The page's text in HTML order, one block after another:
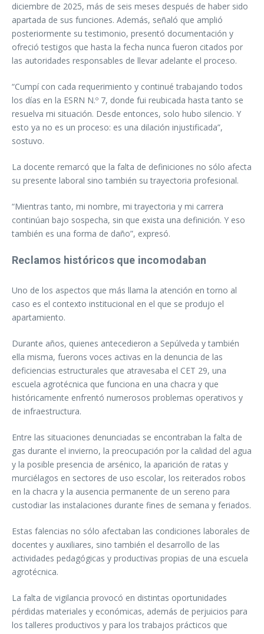
diciembre de 2025, más de seis meses después de haber sido
apartada de sus funciones. Además, señaló que amplió
posteriormente su testimonio, presentó documentación y
ofreció testigos que hasta la fecha nunca fueron citados por
las autoridades responsables de llevar adelante el proceso.
“Cumpí con cada requerimiento y continué trabajando todos
los días en la ESRN N.º 7, donde fui reubicada hasta tanto se
resuelva mi situación. Desde entonces, solo hubo silencio. Y
esto ya no es un proceso: es una dilación injustificada”,
sostuvo.
La docente remarcó que la falta de definiciones no sólo afecta
su presente laboral sino también su trayectoria profesional.
“Mientras tanto, mi nombre, mi trayectoria y mi carrera
continúan bajo sospecha, sin que exista una definición. Y eso
también es una forma de daño”, expresó.
Reclamos históricos que incomodaban
Uno de los aspectos que más llama la atención en torno al
caso es el contexto institucional en el que se produjo el
apartamiento.
Durante años, quienes antecedieron a Sepúlveda y también
ella misma, fuerons voces activas en la denuncia de las
deficiencias estructurales que atravesaba el CET 29, una
escuela agrotécnica que funciona en una chacra y que
históricamente enfrentó numerosos problemas operativos y
de infraestructura.
Entre las situaciones denunciadas se encontraban la falta de
gas durante el invierno, la preocupación por la calidad del agua
y la posible presencia de arsénico, la aparición de ratas y
murciélagos en sectores de uso escolar, los reiterados robos
en la chacra y la ausencia permanente de un sereno para
custodiar las instalaciones durante fines de semana y feriados.
Estas falencias no sólo afectaban las condiciones laborales de
docentes y auxiliares, sino también el desarrollo de las
actividades pedagógicas y productivas propias de una escuela
agrotécnica.
La falta de vigilancia provocó en distintas oportunidades
pérdidas materiales y económicas, además de perjuicios para
los talleres productivos y para los trabajos prácticos que